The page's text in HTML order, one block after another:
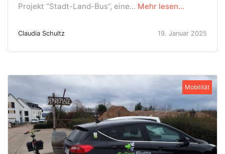
Projekt “Stadt-Land-Bus”, eine... Mehr lesen...
Claudia Schultz 19. Januar 2025
Mobilität